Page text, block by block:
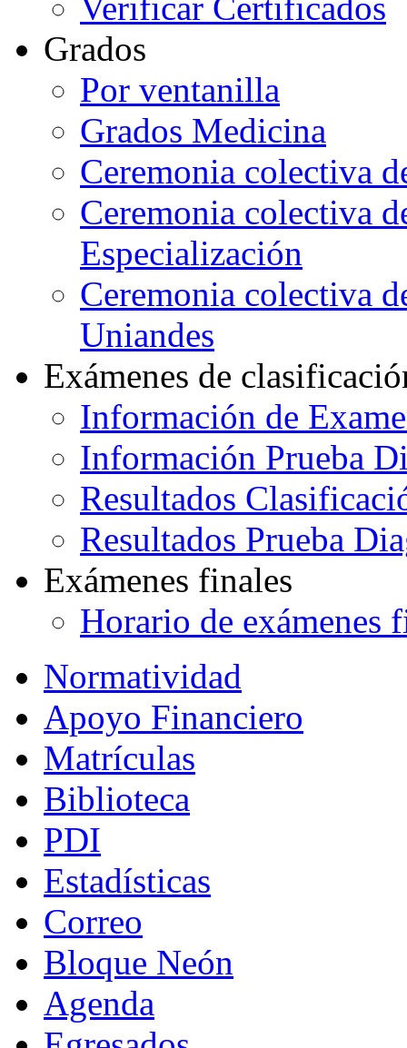
Verificar Certificados
Grados
Por ventanilla
Grados Medicina
Ceremonia colectiva
Ceremonia colectiva
Especialización
Ceremonia colectiva
Uniandes
Exámenes de
Información de
Información Prueba
Resultados
Resultados Prueba
Exámenes finales
Horario de exámenes
Normatividad
Apoyo Financiero
Matrículas
Biblioteca
PDI
Estadísticas
Correo
Bloque Neón
Agenda